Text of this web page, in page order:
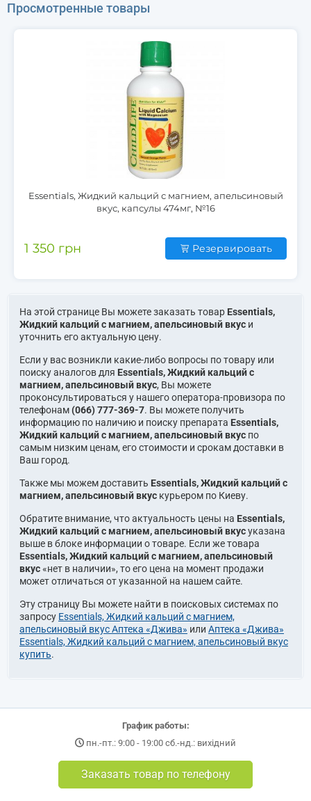
Просмотренные товары
Essentials, Жидкий кальций с магнием, апельсиновый
вкус, капсулы 474мг, №16
Резервировать
1 350 грн
На этой странице Вы можете заказать товар Essentials,
Жидкий кальций с магнием, апельсиновый вкус и
уточнить его актуальную цену.
Если у вас возникли какие-либо вопросы по товару или
поиску аналогов для Essentials, Жидкий кальций с
магнием, апельсиновый вкус, Вы можете
проконсультироваться у нашего оператора-провизора по
телефонам (066) 777-369-7. Вы можете получить
информацию по наличию и поиску препарата Essentials,
Жидкий кальций с магнием, апельсиновый вкус по
самым низким ценам, его стоимости и срокам доставки в
Ваш город.
Также мы можем доставить Essentials, Жидкий кальций с
магнием, апельсиновый вкус курьером по Киеву.
Обратите внимание, что актуальность цены на Essentials,
Жидкий кальций с магнием, апельсиновый вкусуказана
выше в блоке информации о товаре. Если же товара
Essentials, Жидкий кальций с магнием, апельсиновый
вкус«нет в наличии», то его цена на момент продажи
может отличаться от указанной на нашем сайте.
Эту страницу Вы можете найти в поисковых системах по
запросу Essentials, Жидкий кальций с магнием,
апельсиновый вкус Аптека «Джива» или Аптека «Джива»
Essentials, Жидкий кальций с магнием, апельсиновый вкус
купить.
График работы:
пн.-пт.: 9:00 - 19:00 сб.-нд.: вихідний
Заказать товар по телефону